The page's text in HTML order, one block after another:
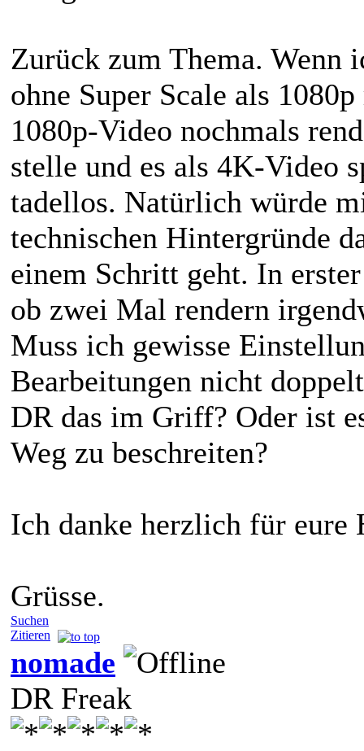
Zurück zum Thema. Wenn
ohne Super Scale als
1080p-Video nochmals
stelle und es als 4K-Video
tadellos. Natürlich würde
technischen Hintergründe
einem Schritt geht. In
ob zwei Mal rendern
Muss ich gewisse
Bearbeitungen nicht
DR das im Griff? Oder ist
Weg zu beschreiten?
Ich danke herzlich für eure
Grüsse.
Suchen
Zitieren
nomade
DR Freak